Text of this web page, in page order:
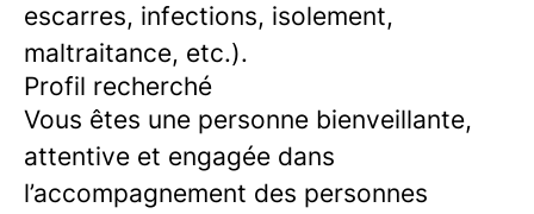
escarres, infections, isolement,
maltraitance, etc.).
Profil recherché
Vous êtes une personne bienveillante,
attentive et engagée dans
l’accompagnement des personnes